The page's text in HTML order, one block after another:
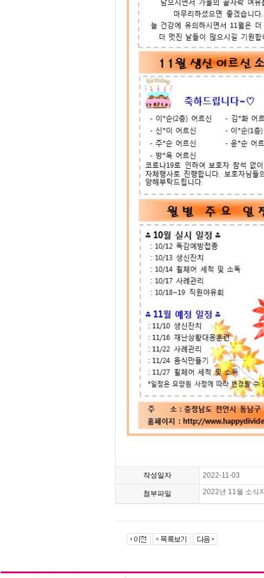
작성일자 2022-11-03
첨부파일 2022년 11월 소식